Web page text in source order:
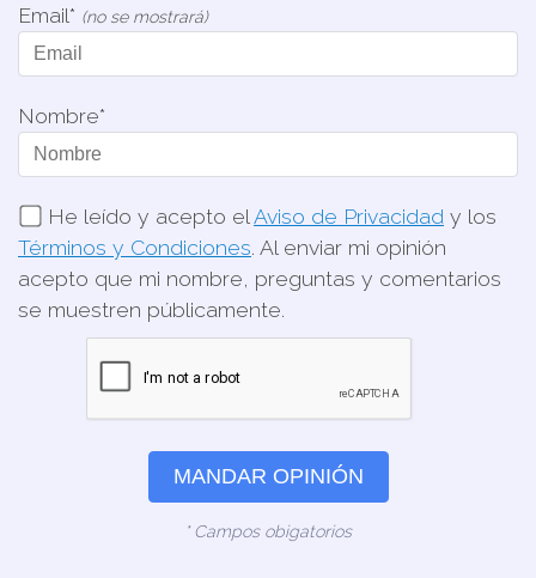
Email* (no se mostrará)
Nombre*
He leído y acepto el Aviso de Privacidad y los
Términos y Condiciones. Al enviar mi opinión
acepto que mi nombre, preguntas y comentarios
se muestren públicamente.
MANDAR OPINIÓN
* Campos obigatorios